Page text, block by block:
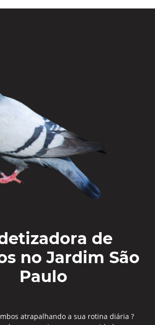
de
no Jardim São
Paulo
atrapalhando a sua rotina diária ?